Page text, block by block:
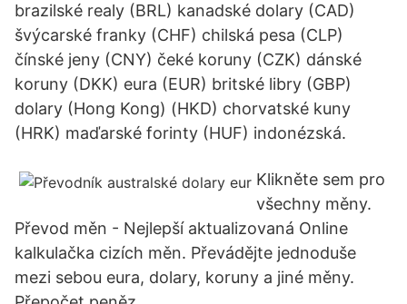
brazilské realy (BRL) kanadské dolary (CAD)
švýcarské franky (CHF) chilská pesa (CLP)
čínské jeny (CNY) čeké koruny (CZK) dánské
koruny (DKK) eura (EUR) britské libry (GBP)
dolary (Hong Kong) (HKD) chorvatské kuny
(HRK) maďarské forinty (HUF) indonézská.
Klikněte sem pro
všechny měny.
Převod měn - Nejlepší aktualizovaná Online
kalkulačka cizích měn. Převádějte jednoduše
mezi sebou eura, dolary, koruny a jiné měny.